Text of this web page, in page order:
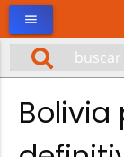
menu
Bolivia